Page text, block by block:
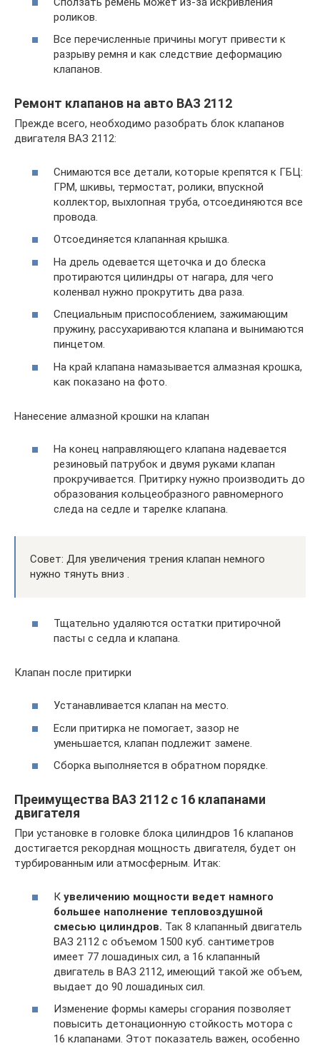
роликов.
Все перечисленные причины могут привести к
разрыву ремня и как следствие деформацию
клапанов.
Ремонт клапанов на авто ВАЗ 2112
Прежде всего, необходимо разобрать блок клапанов
двигателя ВАЗ 2112:
Снимаются все детали, которые крепятся к ГБЦ:
ГРМ, шкивы, термостат, ролики, впускной
коллектор, выхлопная труба, отсоединяются все
провода.
Отсоединяется клапанная крышка.
На дрель одевается щеточка и до блеска
протираются цилиндры от нагара, для чего
коленвал нужно прокрутить два раза.
Специальным приспособлением, зажимающим
пружину, рассухариваются клапана и вынимаются
пинцетом.
На край клапана намазывается алмазная крошка,
как показано на фото.
Нанесение алмазной крошки на клапан
На конец направляющего клапана надевается
резиновый патрубок и двумя руками клапан
прокручивается. Притирку нужно производить до
образования кольцеобразного равномерного
следа на седле и тарелке клапана.
Совет: Для увеличения трения клапан немного
нужно тянуть вниз .
Тщательно удаляются остатки притирочной
пасты с седла и клапана.
Клапан после притирки
Устанавливается клапан на место.
Если притирка не помогает, зазор не
уменьшается, клапан подлежит замене.
Сборка выполняется в обратном порядке.
Преимущества ВАЗ 2112 с 16 клапанами
двигателя
При установке в головке блока цилиндров 16 клапанов
достигается рекордная мощность двигателя, будет он
турбированным или атмосферным. Итак:
К увеличению мощности ведет намного
большее наполнение тепловоздушной
смесью цилиндров. Так 8 клапанный двигатель
ВАЗ 2112 с объемом 1500 куб. сантиметров
имеет 77 лошадиных сил, а 16 клапанный
двигатель в ВАЗ 2112, имеющий такой же объем,
выдает до 90 лошадиных сил.
Изменение формы камеры сгорания позволяет
повысить детонационную стойкость мотора с
16 клапанами. Этот показатель важен, особенно